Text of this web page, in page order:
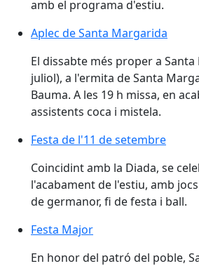
amb el programa d'estiu.
Aplec de Santa Margarida
El dissabte més proper a
juliol), a l'ermita de Santa
Bauma. A les 19 h missa, en
assistents coca i mistela.
Festa de l'11 de setembre
Coincidint amb la Diada, se
l'acabament de l'estiu, amb
de germanor, fi de festa i ball.
Festa Major
En honor del patró del poble,